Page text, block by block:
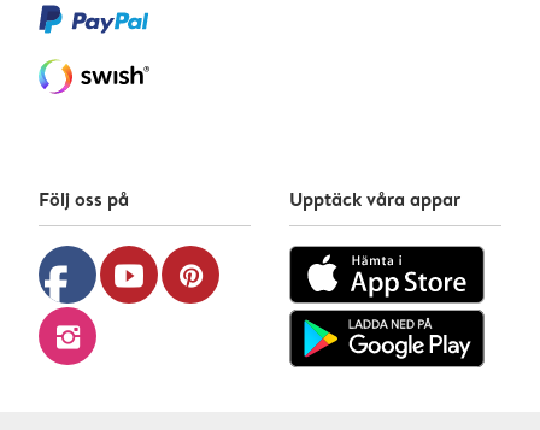
Följ oss på
facebook youtube pinterest
instagram
Upptäck våra appar